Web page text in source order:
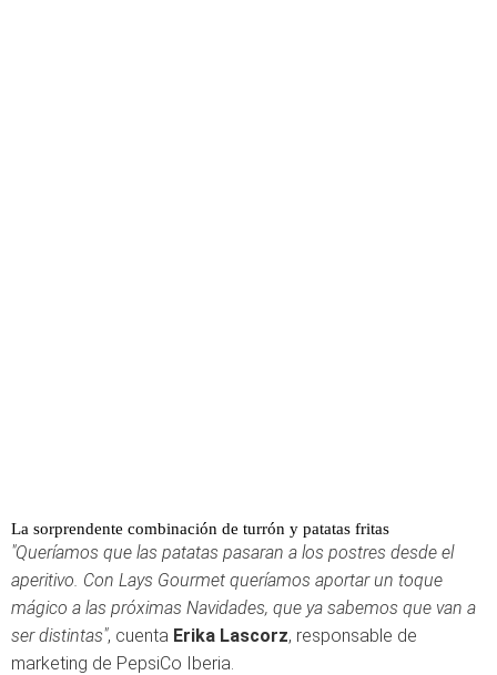
La sorprendente combinación de turrón y patatas fritas
"Queríamos que las patatas pasaran a los postres desde el
aperitivo. Con Lays Gourmet queríamos aportar un toque
mágico a las próximas Navidades, que ya sabemos que van a
ser distintas", cuenta Erika Lascorz, responsable de
marketing de PepsiCo Iberia.